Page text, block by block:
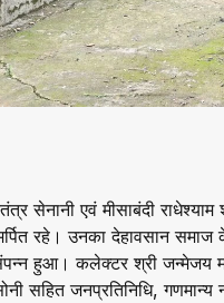
सेनानी एवं मीसाबंदी
रहे। उनका देहावसान
हुआ। कलेक्टर श्री जन्मेजय
सहित जनप्रतिनिधि,